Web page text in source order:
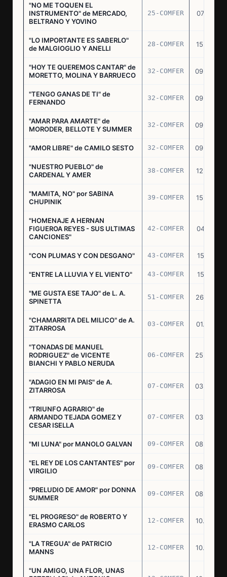
"NO ME TOQUEN EL
INSTRUMENTO" de MERCADO,
BELTRANO Y YOVINO
25-COMFER 07.07.76
"LO IMPORTANTE ES SABERLO"
de MALGIOGLIO Y ANELLI
28-COMFER 15.07.76
"HOY TE QUEREMOS CANTAR" de
MORETTO, MOLINA Y BARRUECO
32-COMFER 09.09.76
"TENGO GANAS DE TI" de
FERNANDO
32-COMFER 09.09.76
"AMAR PARA AMARTE" de
MORODER, BELLOTE Y SUMMER
32-COMFER 09.09.76
"AMOR LIBRE" de CAMILO SESTO 32-COMFER 09.09.76
"NUESTRO PUEBLO" de
CARDENAL Y AMER
38-COMFER 12.10.76
"MAMITA, NO" por SABINA
CHUPINIK
39-COMFER 15.10.76
"HOMENAJE A HERNAN
FIGUEROA REYES - SUS ULTIMAS
CANCIONES"
42-COMFER 04.11.76
"CON PLUMAS Y CON DESGANO" 43-COMFER 15.11.76
"ENTRE LA LLUVIA Y EL VIENTO" 43-COMFER 15.11.76
"ME GUSTA ESE TAJO" de L. A.
SPINETTA
51-COMFER 26.12.76
"CHAMARRITA DEL MILICO" de A.
ZITARROSA
03-COMFER 01.02.77
"TONADAS DE MANUEL
RODRIGUEZ" de VICENTE
BIANCHI Y PABLO NERUDA
06-COMFER 25.02.77
"ADAGIO EN MI PAIS" de A.
ZITARROSA
07-COMFER 03.03.77
"TRIUNFO AGRARIO" de
ARMANDO TEJADA GOMEZ Y
CESAR ISELLA
07-COMFER 03.03.77
"MI LUNA" por MANOLO GALVAN 09-COMFER 08.03.77
"EL REY DE LOS CANTANTES" por
VIRGILIO
09-COMFER 08.03.77
"PRELUDIO DE AMOR" por DONNA
SUMMER
09-COMFER 08.03.77
"EL PROGRESO" de ROBERTO Y
ERASMO CARLOS
12-COMFER 10.03.77
"LA TREGUA" de PATRICIO
MANNS
12-COMFER 10.03.77
"UN AMIGO, UNA FLOR, UNAS